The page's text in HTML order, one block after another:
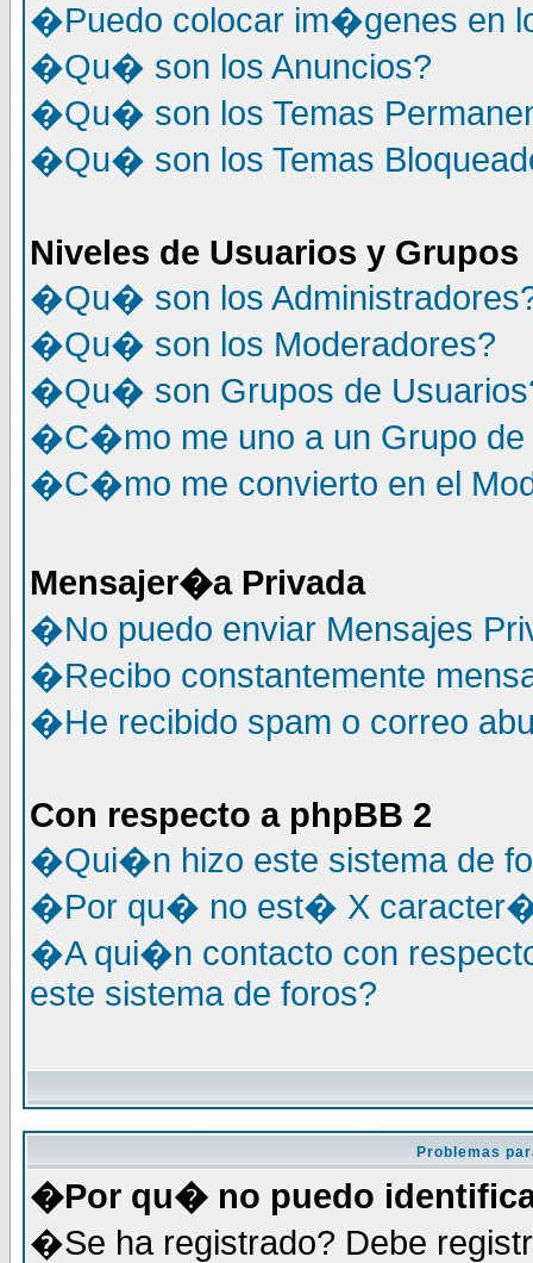
�Puedo colocar im�genes en
�Qu� son los Anuncios?
�Qu� son los Temas
�Qu� son los Temas
Niveles de Usuarios y Grupos
�Qu� son los
�Qu� son los Moderadores?
�Qu� son Grupos de
�C�mo me uno a un Grupo de
�C�mo me convierto en el
Mensajer�a Privada
�No puedo enviar Mensajes
�Recibo constantemente
�He recibido spam o correo
Con respecto a phpBB 2
�Qui�n hizo este sistema de
�Por qu� no est� X
�A qui�n contacto con
este sistema de foros?
Problemas
�Por qu� no puedo
�Se ha registrado? Debe